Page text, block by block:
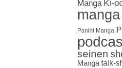
Manga Ki-
manga
Panini Manga
seinen
Manga talk-